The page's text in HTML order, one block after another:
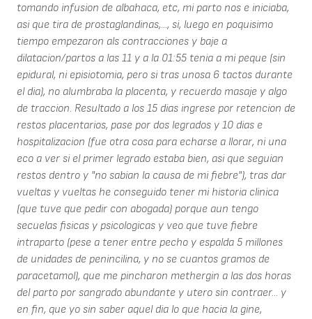
tomando infusion de albahaca, etc, mi parto nos e iniciaba,
asi que tira de prostaglandinas,..., si, luego en poquisimo
tiempo empezaron als contracciones y baje a
dilatacion/partos a las 11 y a la 01:55 tenia a mi peque (sin
epidural, ni episiotomia, pero si tras unosa 6 tactos durante
el dia), no alumbraba la placenta, y recuerdo masaje y algo
de traccion. Resultado a los 15 dias ingrese por retencion de
restos placentarios, pase por dos legrados y 10 dias e
hospitalizacion (fue otra cosa para echarse a llorar, ni una
eco a ver si el primer legrado estaba bien, asi que seguian
restos dentro y "no sabian la causa de mi fiebre"), tras dar
vueltas y vueltas he conseguido tener mi historia clinica
(que tuve que pedir con abogada) porque aun tengo
secuelas fisicas y psicologicas y veo que tuve fiebre
intraparto (pese a tener entre pecho y espalda 5 millones
de unidades de penincilina, y no se cuantos gramos de
paracetamol), que me pincharon methergin a las dos horas
del parto por sangrado abundante y utero sin contraer... y
en fin, que yo sin saber aquel dia lo que hacia la gine,